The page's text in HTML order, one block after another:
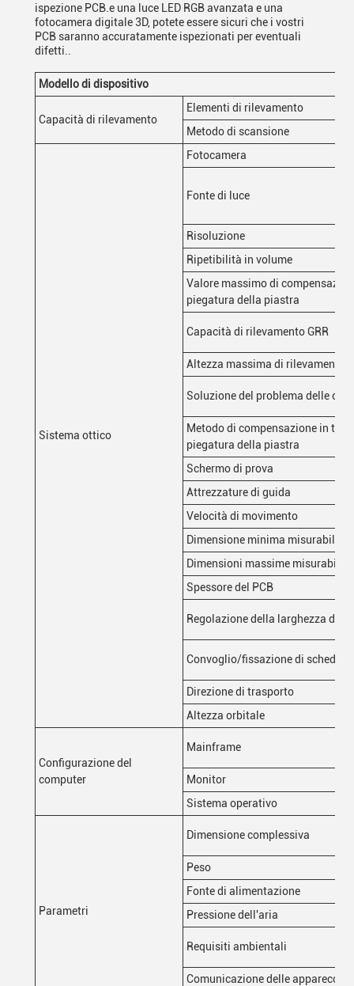
ispezione PCB.e una luce LED RGB avanzata e una
fotocamera digitale 3D, potete essere sicuri che i vostri
PCB saranno accuratamente ispezionati per eventuali
difetti..
Modello di dispositivo
Capacità di rilevamento
Elementi di rilevamento
Metodo di scansione
Sistema ottico
Fotocamera
Fonte di luce
Risoluzione
Ripetibilità in volume
Valore massimo di
piegatura della piastra
Capacità di rilevamento GRR
Altezza massima di rilevamento
Soluzione del problema delle
Metodo di compensazione in
piegatura della piastra
Schermo di prova
Attrezzature di guida
Velocità di movimento
Dimensione minima misurabile
Dimensioni massime misurabili
Spessore del PCB
Regolazione della larghezza del
Convoglio/fissazione di schede
Direzione di trasporto
Altezza orbitale
Configurazione del
computer
Mainframe
Monitor
Sistema operativo
Parametri
Dimensione complessiva
Peso
Fonte di alimentazione
Pressione dell'aria
Requisiti ambientali
Comunicazione delle